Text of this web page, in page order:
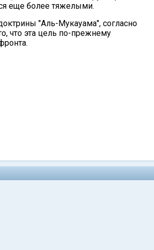
еще более тяжелыми.
"Аль-Мукауама", согласно
что эта цель по-прежнему